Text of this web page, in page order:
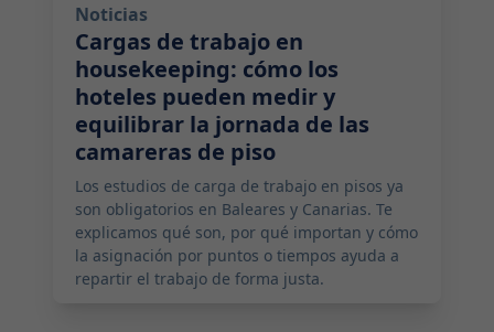
Noticias
Cargas de trabajo en
housekeeping: cómo los
hoteles pueden medir y
equilibrar la jornada de las
camareras de piso
Los estudios de carga de trabajo en pisos ya
son obligatorios en Baleares y Canarias. Te
explicamos qué son, por qué importan y cómo
la asignación por puntos o tiempos ayuda a
repartir el trabajo de forma justa.